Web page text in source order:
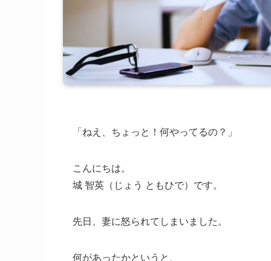
「ねえ、ちょっと！何やってるの？」
こんにちは。
城 智英（じょう ともひで）です。
先日、妻に怒られてしまいました。
何があったかというと、